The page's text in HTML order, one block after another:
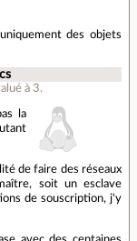
des objets
à 3.
la
de faire des réseaux
soit un esclave
de souscription, j'y